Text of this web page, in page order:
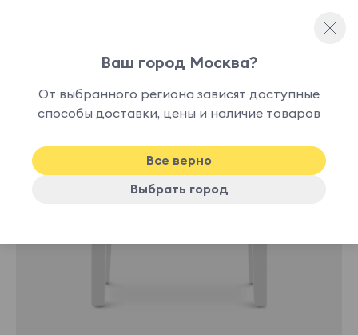
-10%
Ваш город Москва?
От выбранного региона зависят доступные
способы доставки, цены и наличие товаров
Все верно
Выбрать город